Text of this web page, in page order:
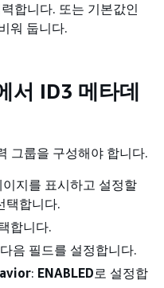
합니다. 또는 기본값인
워 둡니다.
서 ID3 메타데
그룹을 구성해야 합니다.
이지를 표시하고 설정할
택합니다.
합니다.
음 필드를 설정합니다.
: ENABLED로 설정합